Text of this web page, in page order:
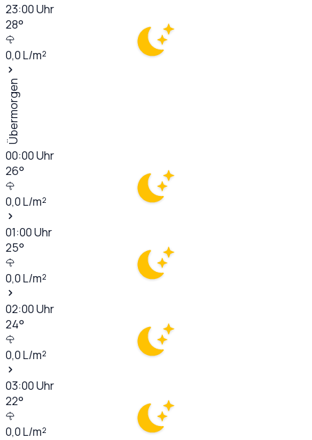
23:00Uhr
28°
0,0L/m²
Übermorgen
00:00Uhr
26°
0,0L/m²
01:00Uhr
25°
0,0L/m²
02:00Uhr
24°
0,0L/m²
03:00Uhr
22°
0,0L/m²